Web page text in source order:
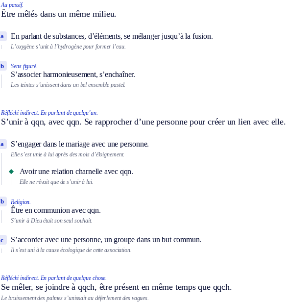
Au passif.
Être mêlés dans un même milieu.
En parlant de substances, d’éléments, se mélanger jusqu’à la fusion.
a
L’oxygène s’unit à l’hydrogène pour former l’eau.
Sens figuré.
S’associer harmonieusement, s’enchaîner.
b
Les teintes s’unissent dans un bel ensemble pastel.
Réfléchi indirect. En parlant de quelqu’un.
S’unir à qqn, avec qqn. Se rapprocher d’une personne pour créer un lien avec elle.
S’engager dans le mariage avec une personne.
a
Elle s’est unie à lui après des mois d’éloignement.
Avoir une relation charnelle avec qqn.
Elle ne rêvait que de s’unir à lui.
Religion.
Être en communion avec qqn.
b
S’unir à Dieu était son seul souhait.
S’accorder avec une personne, un groupe dans un but commun.
c
Il s’est uni à la cause écologique de cette association.
Réfléchi indirect. En parlant de quelque chose.
Se mêler, se joindre à qqch, être présent en même temps que qqch.
Le bruissement des palmes s’unissait au déferlement des vagues.